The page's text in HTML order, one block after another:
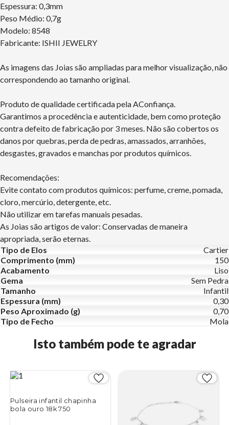
Espessura: 0,3mm
Peso Médio: 0,7g
Modelo: 8548
Fabricante: ISHII JEWELRY
As imagens das Joias são ampliadas para melhor visualização, não
correspondendo ao tamanho original.
Produto de qualidade certificada pela AConfiança.
Garantimos a procedência e autenticidade, bem como proteção
contra defeito de fabricação por 3 meses. Não são cobertos os
danos por quebras, perda de pedras, amassados, arranhões,
desgastes, gravados e manchas por produtos químicos.
Recomendações:
Evite contato com produtos químicos: perfume, creme, pomada,
cloro, mercúrio, detergente, etc.
Não utilizar em tarefas manuais pesadas.
As Joias são artigos de valor: Conservadas de maneira
apropriada, serão eternas.
Tipo de Elos
Cartier
Comprimento (mm)
150
Acabamento
Liso
Gema
Sem Pedra
Tamanho
Infantil
Espessura (mm)
0,30
Peso Aproximado (g)
0,70
Tipo de Fecho
Mola
Isto também pode te agradar
Pulseira infantil chapinha
bola ouro 18k 750